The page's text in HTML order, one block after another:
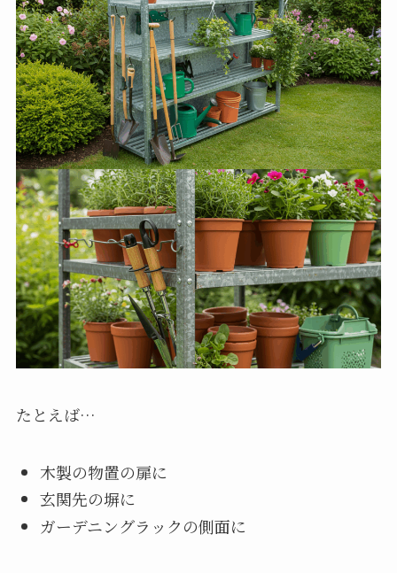
たとえば…
木製の物置の扉に
玄関先の塀に
ガーデニングラックの側面に